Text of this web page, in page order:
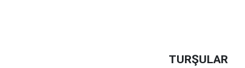
TURŞULAR